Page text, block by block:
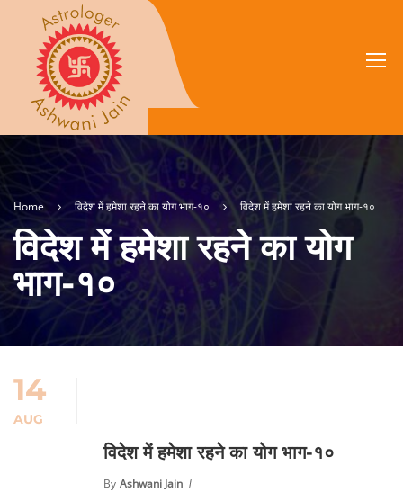
Home विदेश में हमेशा रहने का योग भाग-१० विदेश में हमेशा रहने का योग भाग-१०
विदेश में हमेशा रहने का योग
भाग-१०
14
AUG
विदेश में हमेशा रहने का योग भाग-१०
By Ashwani Jain